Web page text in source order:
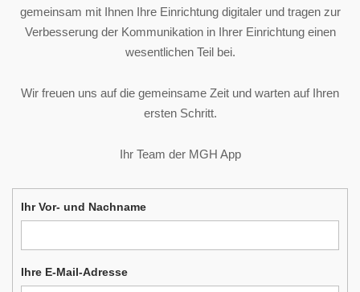
gemeinsam mit Ihnen Ihre Einrichtung digitaler und tragen zur
Verbesserung der Kommunikation in Ihrer Einrichtung einen
wesentlichen Teil bei.
Wir freuen uns auf die gemeinsame Zeit und warten auf Ihren
ersten Schritt.
Ihr Team der MGH App
Ihr Vor- und Nachname
Ihre E-Mail-Adresse